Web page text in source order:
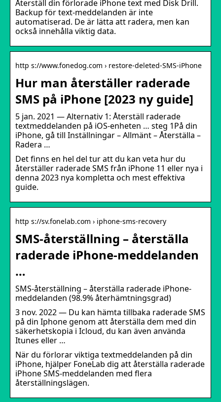
Återställ din förlorade iPhone text med Disk Drill.
Backup för text-meddelanden är inte
automatiserad. De är lätta att radera, men kan
också innehålla viktig data.
http s://www.fonedog.com › restore-deleted-SMS-iPhone
Hur man återställer raderade
SMS på iPhone [2023 ny guide]
5 jan. 2021 — Alternativ 1: Återställ raderade
textmeddelanden på iOS-enheten … steg 1På din
iPhone, gå till Inställningar – Allmänt – Återställa –
Radera …
Det finns en hel del tur att du kan veta hur du
återställer raderade SMS från iPhone 11 eller nya i
denna 2023 nya kompletta och mest effektiva
guide.
http s://sv.fonelab.com › iphone-sms-recovery
SMS-återställning – återställa
raderade iPhone-meddelanden
…
SMS-återställning – återställa raderade iPhone-
meddelanden (98.9% återhämtningsgrad)
3 nov. 2022 — Du kan hämta tillbaka raderade SMS
på din Iphone genom att återställa dem med din
säkerhetskopia i Icloud, du kan även använda
Itunes eller …
När du förlorar viktiga textmeddelanden på din
iPhone, hjälper FoneLab dig att återställa raderade
iPhone SMS-meddelanden med flera
återställningslägen.